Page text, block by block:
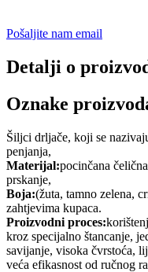
Pošaljite nam email
Detalji o
Oznake
Šiljci drljače, koji se
penjanja,
Materijal:pocinčana
prskanje,
Boja:(žuta, tamno zelena,
zahtjevima kupaca.
Proizvodni proces:
kroz specijalno štancanje,
savijanje, visoka čvrstoća,
veća efikasnost od ručnog